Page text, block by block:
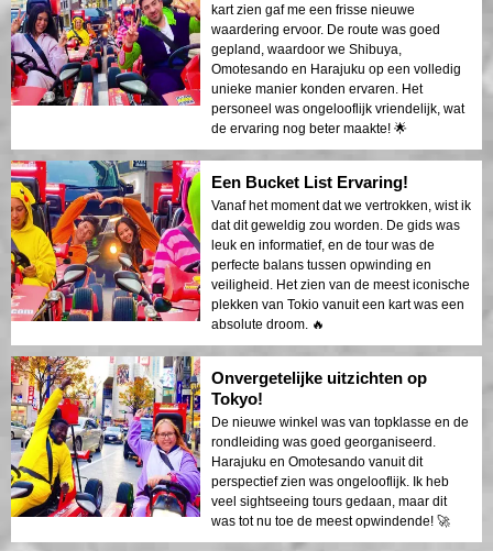
kart zien gaf me een frisse nieuwe
waardering ervoor. De route was goed
gepland, waardoor we Shibuya,
Omotesando en Harajuku op een volledig
unieke manier konden ervaren. Het
personeel was ongelooflijk vriendelijk, wat
de ervaring nog beter maakte! 🌟
Een Bucket List Ervaring!
Vanaf het moment dat we vertrokken, wist ik
dat dit geweldig zou worden. De gids was
leuk en informatief, en de tour was de
perfecte balans tussen opwinding en
veiligheid. Het zien van de meest iconische
plekken van Tokio vanuit een kart was een
absolute droom. 🔥
Onvergetelijke uitzichten op
Tokyo!
De nieuwe winkel was van topklasse en de
rondleiding was goed georganiseerd.
Harajuku en Omotesando vanuit dit
perspectief zien was ongelooflijk. Ik heb
veel sightseeing tours gedaan, maar dit
was tot nu toe de meest opwindende! 🚀